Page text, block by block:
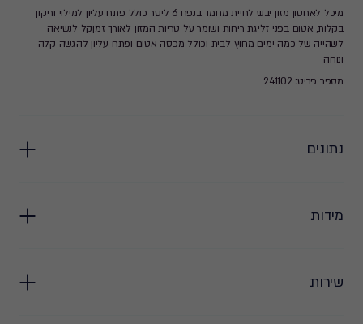
מיכל לאחסון מזון יבש לחיית מחמד בנפח 6 ליטר כולל פתח עליון למילוי וריקון
בקלות, אטום בפני זליגת ריחות ושומר על טריות המזון לאורך זמןקל לנשיאה
לשהייה של כמה ימים מחוץ לבית וכולל מכסה אטום ופתח עליון להגשה קלה
ונוחה
מספר פריט: 241102
נתונים
מידות
שירות